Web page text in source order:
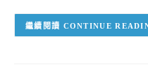
CONTINUE